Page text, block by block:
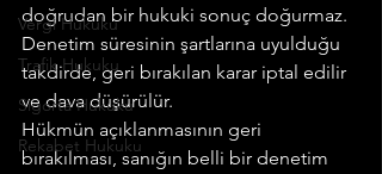
Vergi Hukuku
Trafik Hukuku
Sigorta Hukuku
Rekabet Hukuku
doğrudan bir hukuki sonuç doğurmaz.
Denetim süresinin şartlarına uyulduğu
takdirde, geri bırakılan karar iptal edilir
ve dava düşürülür.
Hükmün açıklanmasının geri
bırakılması, sanığın belli bir denetim